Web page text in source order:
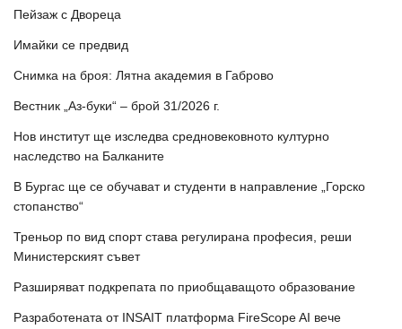
Пейзаж с Двореца
Имайки се предвид
Снимка на броя: Лятна академия в Габрово
Вестник „Аз-буки“ – брой 31/2026 г.
Нов институт ще изследва средновековното културно
наследство на Балканите
В Бургас ще се обучават и студенти в направление „Горско
стопанство“
Треньор по вид спорт става регулирана професия, реши
Министерският съвет
Разширяват подкрепата по приобщаващото образование
Разработената от INSAIT платформа FireScope AI вече